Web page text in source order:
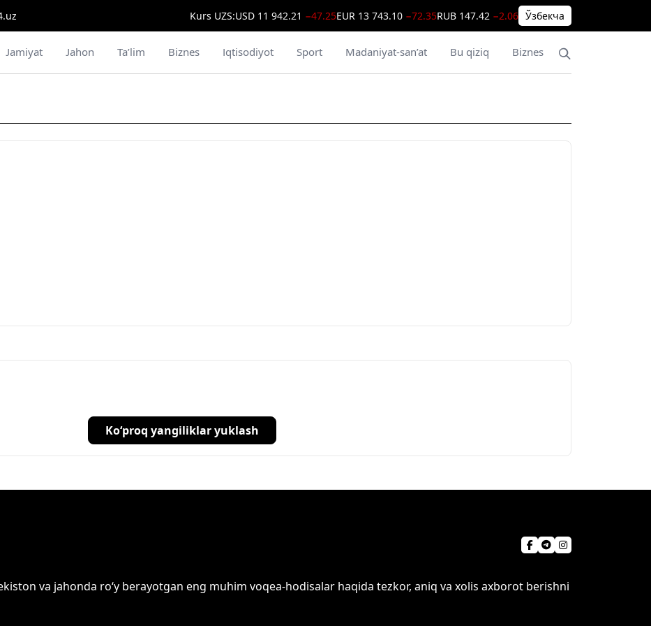
Kurs UZS:USD 11 942.21 −47.25EUR 13 743.10 −72.35RUB 147.42 −2.06 Ўзбекча
Jamiyat Jahon Ta’lim Biznes Iqtisodiyot Sport Madaniyat-san’at Bu qiziq Biznes
Ko‘proq yangiliklar yuklash
va jahonda ro‘y berayotgan eng muhim voqea-hodisalar haqida tezkor, aniq va xolis axborot berishni